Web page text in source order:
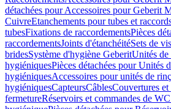
détachées pour Accessoires pour Geberit
CuivreEtanchements pour tubes et
tubesFixations de raccordementsPièces
raccordementsJoints d'étanchéitéSets de
bridesSystème d'hygiène GeberitUnités de
hygiéniquesPièces détachées pour Unités
hygiéniquesAccessoires pour unités de
hygiéniquesCapteursCâblesCouvertures et
fermetureRéservoirs et commandes de